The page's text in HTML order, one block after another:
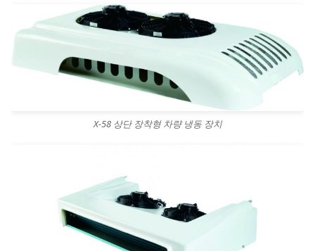
X-58 상단 장착형 차량 냉동 장치